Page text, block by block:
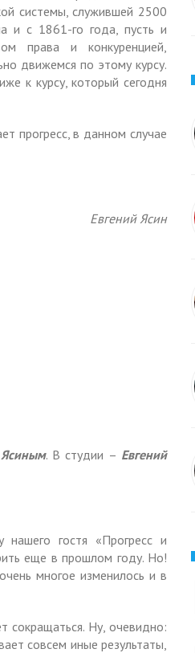
системы, служившей 2500
и с 1861-го года, пусть и
права и конкуренцией,
движемся по этому курсу.
к курсу, который сегодня
прогресс, в данном случае
Евгений Ясин
. В студии – Евгений
гостя «Прогресс и
еще в прошлом году. Но!
многое изменилось и в
сокращаться. Ну, очевидно:
совсем иные результаты,